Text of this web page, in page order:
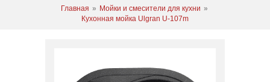
Главная » Мойки и смесители для кухни »
Кухонная мойка Ulgran U-107m